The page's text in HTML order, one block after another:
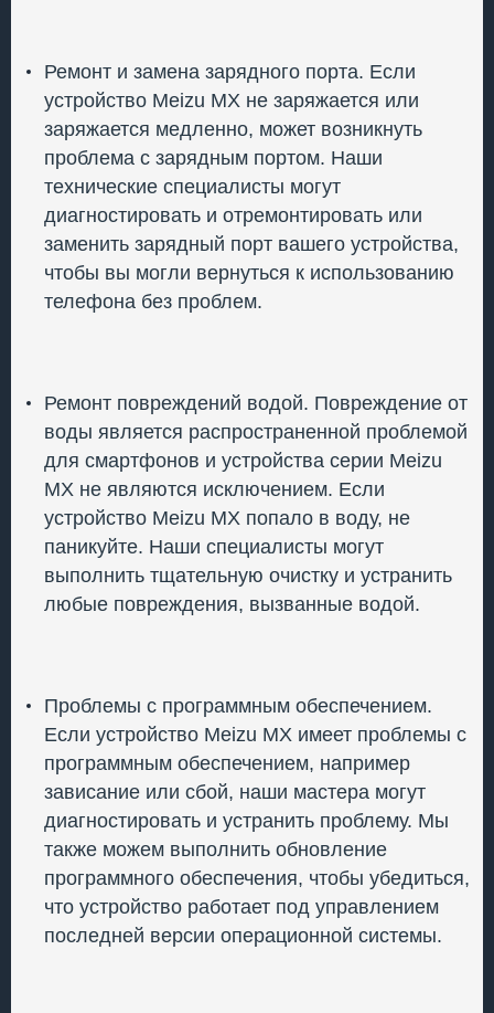
Ремонт и замена зарядного порта. Если
устройство Meizu MX не заряжается или
заряжается медленно, может возникнуть
проблема с зарядным портом. Наши
технические специалисты могут
диагностировать и отремонтировать или
заменить зарядный порт вашего устройства,
чтобы вы могли вернуться к использованию
телефона без проблем.
Ремонт повреждений водой. Повреждение от
воды является распространенной проблемой
для смартфонов и устройства серии Meizu
MX не являются исключением. Если
устройство Meizu MX попало в воду, не
паникуйте. Наши специалисты могут
выполнить тщательную очистку и устранить
любые повреждения, вызванные водой.
Проблемы с программным обеспечением.
Если устройство Meizu MX имеет проблемы с
программным обеспечением, например
зависание или сбой, наши мастера могут
диагностировать и устранить проблему. Мы
также можем выполнить обновление
программного обеспечения, чтобы убедиться,
что устройство работает под управлением
последней версии операционной системы.